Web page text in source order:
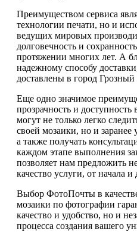
Преимуществом сервиса
технологии печати, но и
ведущих мировых
долговечность и
протяжении многих лет. А
надежному способу
доставлены в город
Еще одно значимое
прозрачность и доступность
могут не только легко
своей мозаики, но и заранее
а также получать
каждом этапе выполнения
позволяет нам предложить
качество услуги, от начала и
Выбор ФотоПочты в
мозаики по фотографии
качество и удобство, но и
процесса создания вашего